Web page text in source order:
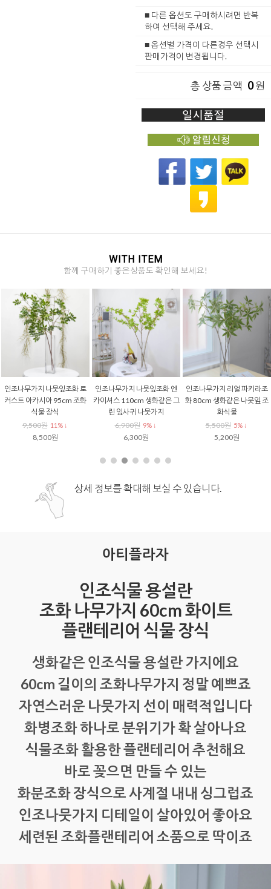
■ 다른 옵션도 구매하시려면 반복
하여 선택해 주세요.
■ 옵션별 가격이 다른경우 선택시
판매가격이 변경됩니다.
총 상품 금액 0원
WITH ITEM
함께 구매하기 좋은상품도 확인해 보세요!
실크플라워 올리브조화 잎사
귀 열매 조화 식물 부쉬2
6,000원 8% ↓
5,500원
인조 강아지풀 그라스 조화식
물 부쉬 75cm 캣테일 풀 조화
조경 인테리어 장식
7,500원 13% ↓
6,500원
인조식물 리얼 루모라 고사리
조화 조화식물 가지 120cm 생
화같은 행잉 플랜테리어 조경
4,900원 8% ↓
4,500원
상세 정보를 확대해 보실 수 있습니다.
아티플라자
인조식물 용설란
조화 나무가지 60cm 화이트
플랜테리어 식물 장식
생화같은 인조식물 용설란 가지에요
60cm 길이의 조화나무가지 정말 예쁘죠
자연스러운 나뭇가지 선이 매력적입니다
화병조화 하나로 분위기가 확 살아나요
식물조화 활용한 플랜테리어 추천해요
바로 꽂으면 만들 수 있는
화분조화 장식으로 사계절 내내 싱그럽죠
인조나뭇가지 디테일이 살아있어 좋아요
세련된 조화플랜테리어 소품으로 딱이죠